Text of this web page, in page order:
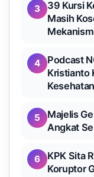
3
39 Kursi
Masih
4
Podcast
Kristianto
Kesehatan
5
Majelis
Angkat
6
KPK Sita
Koruptor